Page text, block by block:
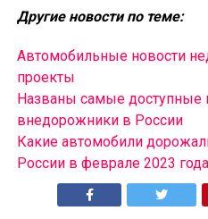
Другие новости по теме:
Автомобильные новости
проекты
Названы самые доступные
внедорожники в России
Какие автомобили
России в феврале 2023 года